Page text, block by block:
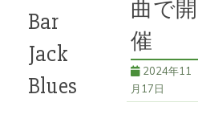
Bar
Jack
Blues
曲で開
催
2024年11
月17日